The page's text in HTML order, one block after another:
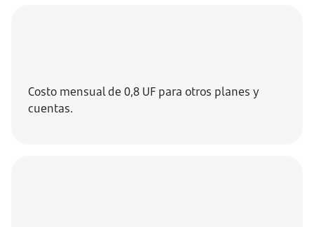
Costo mensual de 0,8 UF para otros planes y
cuentas.